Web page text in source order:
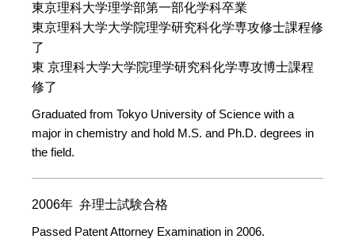
東京理科大学理学部第一部化学科卒業
東京理科大学大学院理学研究科化学専攻修士課程修
了
東 京理科大学大学院理学研究科化学専攻博士課程
修了
Graduated from Tokyo University of Science with a
major in chemistry and hold M.S. and Ph.D. degrees in
the field.
2006年 弁理士試験合格
Passed Patent Attorney Examination in 2006.